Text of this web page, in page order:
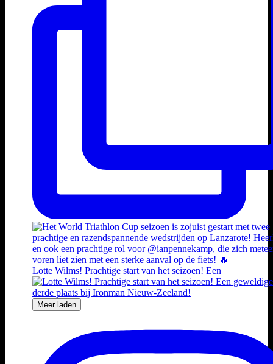
Lotte Wilms! Prachtige start van het seizoen! Een
Meer laden